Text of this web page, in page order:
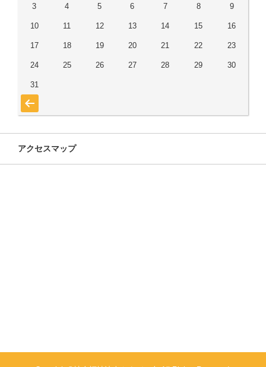
3 4 5 6 7 8 9
10 11 12 13 14 15 16
17 18 19 20 21 22 23
24 25 26 27 28 29 30
31
« 7月
アクセスマップ